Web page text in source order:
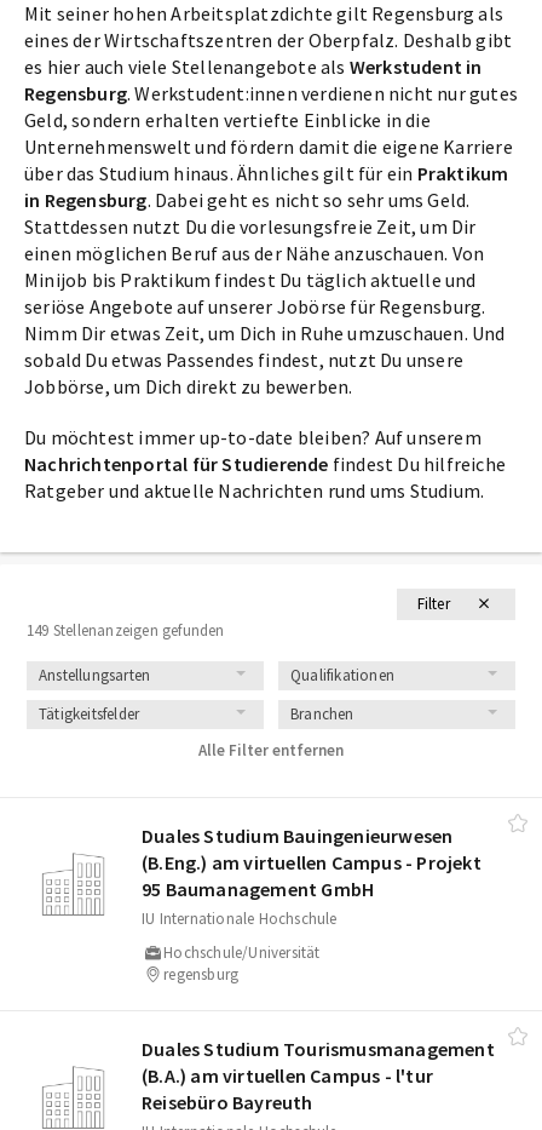
Filter
149 Stellenanzeigen gefunden
Anstellungsarten
Qualifikationen
Tätigkeitsfelder
Branchen
Alle Filter entfernen
Duales Studium Bauingenieurwesen
(B.Eng.) am virtuellen Campus - Projekt
95 Baumanagement GmbH
IU Internationale Hochschule
Hochschule/Universität
regensburg
Duales Studium Tourismusmanagement
(B.A.) am virtuellen Campus - l'tur
Reisebüro Bayreuth
Mit seiner hohen Arbeitsplatzdichte gilt Regensburg als
eines der Wirtschaftszentren der Oberpfalz. Deshalb gibt
es hier auch viele Stellenangebote als Werkstudent in
Regensburg. Werkstudent:innen verdienen nicht nur gutes
Geld, sondern erhalten vertiefte Einblicke in die
Unternehmenswelt und fördern damit die eigene Karriere
über das Studium hinaus. Ähnliches gilt für ein Praktikum
in Regensburg. Dabei geht es nicht so sehr ums Geld.
Stattdessen nutzt Du die vorlesungsfreie Zeit, um Dir
einen möglichen Beruf aus der Nähe anzuschauen. Von
Minijob bis Praktikum findest Du täglich aktuelle und
seriöse Angebote auf unserer Jobörse für Regensburg.
Nimm Dir etwas Zeit, um Dich in Ruhe umzuschauen. Und
sobald Du etwas Passendes findest, nutzt Du unsere
Jobbörse, um Dich direkt zu bewerben.
Du möchtest immer up-to-date bleiben? Auf unserem
Nachrichtenportal für Studierende findest Du hilfreiche
Ratgeber und aktuelle Nachrichten rund ums Studium.